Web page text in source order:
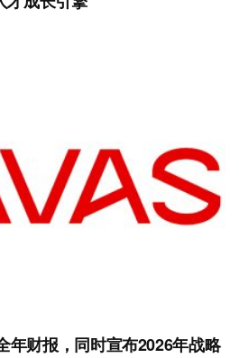
年财报，同时宣布2026年战略